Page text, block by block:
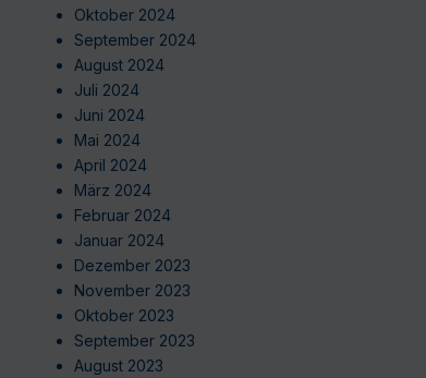
Oktober 2024
September 2024
August 2024
Juli 2024
Juni 2024
Mai 2024
April 2024
März 2024
Februar 2024
Januar 2024
Dezember 2023
November 2023
Oktober 2023
September 2023
August 2023